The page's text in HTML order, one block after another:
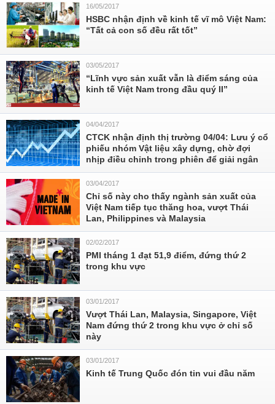
16/05/2017
HSBC nhận định về kinh tế vĩ mô Việt Nam:
“Tất cả con số đều rất tốt”
03/05/2017
“Lĩnh vực sản xuất vẫn là điểm sáng của
kinh tế Việt Nam trong đầu quý II”
04/04/2017
CTCK nhận định thị trường 04/04: Lưu ý cổ
phiếu nhóm Vật liệu xây dựng, chờ đợi
nhịp điều chỉnh trong phiên để giải ngân
03/04/2017
Chỉ số này cho thấy ngành sản xuất của
Việt Nam tiếp tục thăng hoa, vượt Thái
Lan, Philippines và Malaysia
02/02/2017
PMI tháng 1 đạt 51,9 điểm, đứng thứ 2
trong khu vực
03/01/2017
Vượt Thái Lan, Malaysia, Singapore, Việt
Nam đứng thứ 2 trong khu vực ở chỉ số
này
03/01/2017
Kinh tế Trung Quốc đón tin vui đầu năm